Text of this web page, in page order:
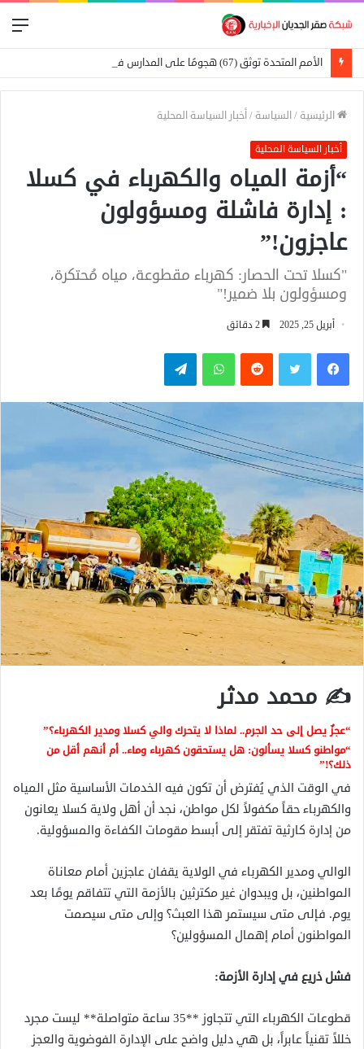
الأمم المتحدة توثق (67) هجومًا على المدارس في السودان
الرئيسية /السياسة /أخبار السياسة المحلية
أخبار السياسة المحلية
“أزمة المياه والكهرباء في كسلا
: إدارة فاشلة ومسؤولون
عاجزون!”
"كسلا تحت الحصار: كهرباء مقطوعة، مياه مُحتكرة،
ومسؤولون بلا ضمير!"
أبريل 25, 2025
فيسبوكتويتر واتساب تيلقرام
✍️ محمد مدثر
“عجزٌ يصل إلى حد الجرم.. لماذا لا يتحرك والي كسلا ومدير الكهرباء؟”
“مواطنو كسلا يسألون: هل يستحقون كهرباء وماء.. أم أنهم أقل من
ذلك؟!”
في الوقت الذي يُفترض أن تكون فيه الخدمات الأساسية مثل المياه
والكهرباء حقاً مكفولاً لكل مواطن، نجد أن أهل ولاية كسلا يعانون
من إدارة كارثية تفتقر إلى أبسط مقومات الكفاءة والمسؤولية.
الوالي ومدير الكهرباء في الولاية يقفان عاجزين أمام معاناة
المواطنين، بل ويبدوان غير مكترثين بالأزمة التي تتفاقم يومًا بعد
يوم. فإلى متى سيستمر هذا العبث؟ وإلى متى سيصمت
المواطنون أمام إهمال المسؤولين؟
فشل ذريع في إدارة الأزمة:
قطوعات الكهرباء التي تتجاوز **35 ساعة متواصلة** ليست مجرد
خللاً تقنياً عابراً، بل هي دليل واضح على الإدارة الفوضوية والعجز